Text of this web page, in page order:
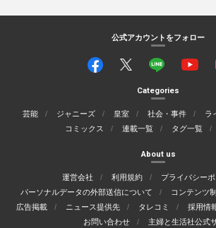
公式アカウントをフォロー
Categories
芸能 ジャニーズ 皇室 社会・事件 ラ
コミックス
連載一覧 タグ一覧
About us
運営会社 利用規約
プライバシー
パーソナルデータの外部送信について
コンテンツ
広告掲載
ニュース提供先 タレコミ 採用情
お問い合わせ
主婦と生活社公式